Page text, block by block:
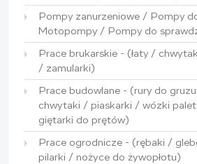
Pompy zanurzeniowe / Pompy
Motopompy / Pompy do
Prace brukarskie - (łaty /
/ zamularki)
Prace budowlane - (rury do
chwytaki / piaskarki / wózki
giętarki do prętów)
Prace ogrodnicze - (rębaki /
pilarki / nożyce do żywopłotu)